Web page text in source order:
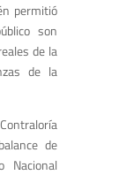
permitió
son
de la
de la
de
Nacional